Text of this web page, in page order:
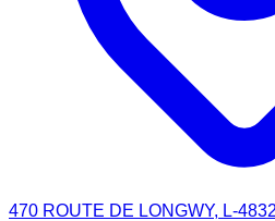
470 ROUTE DE LONGWY, L-